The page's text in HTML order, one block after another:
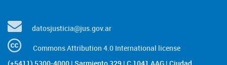
datosjusticia@jus.gov.ar
Commons Attribution 4.0 International license